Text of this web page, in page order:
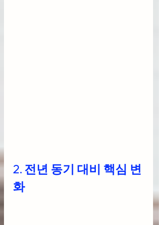
2. 전년 동기 대비 핵심 변
화